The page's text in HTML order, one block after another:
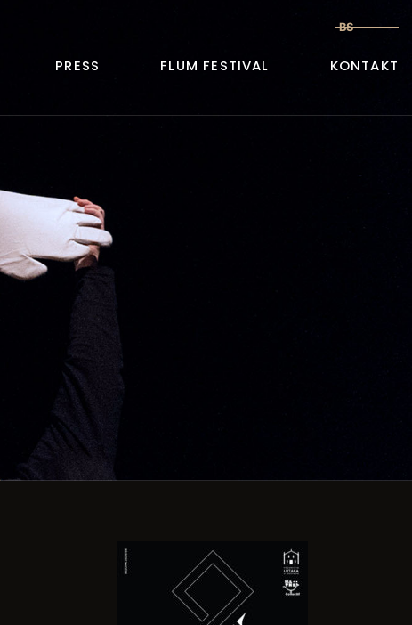
BS
PRESS FLUM FESTIVAL KONTAKT